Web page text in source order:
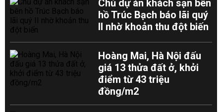
Chủ dự án khách sạn bên
hồ Trúc Bạch báo lãi quý
II nhờ khoản thu đột biến
Hoàng Mai, Hà Nội đấu
giá 13 thửa đất ở, khởi
điểm từ 43 triệu
đồng/m2